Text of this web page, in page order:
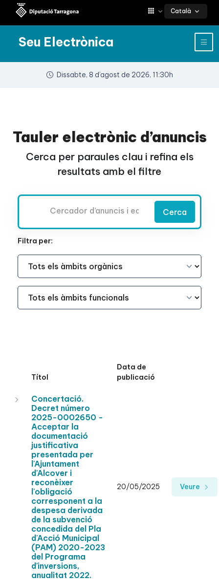
Català
Seu Electrònica
Dissabte, 8 d’agost de 2026, 11:30h
Tauler electrònic d’anuncis
Cerca per paraules clau i refina els
resultats amb el filtre
Cerca
Filtra per:
Àmbit Funcional
Àmbit Funcional
Títol
Data de
publicació
Concertació.
Decret número
2025-0002650 -
Acceptar la
documentació
justificativa
presentada per
l'Ajuntament
d'Alcover i
reconèixer
l'obligació
corresponent a la
despesa derivada
de la subvenció
concedida del Pla
d'Acció Municipal
(PAM) 2020-2023
del Programa
d'inversions,
anualitat 2022.
20/05/2025 Veure